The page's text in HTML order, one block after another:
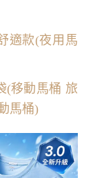
適款(夜用馬
(移動馬桶 旅
馬桶)